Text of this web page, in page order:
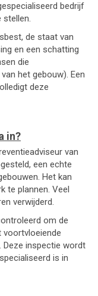
bedrijf
stellen.
de staat van
en een schatting
die
het gebouw). Een
deze
in?
van
een echte
Het kan
te plannen. Veel
verwijderd.
om de
voortvloeiende
inspectie wordt
is in